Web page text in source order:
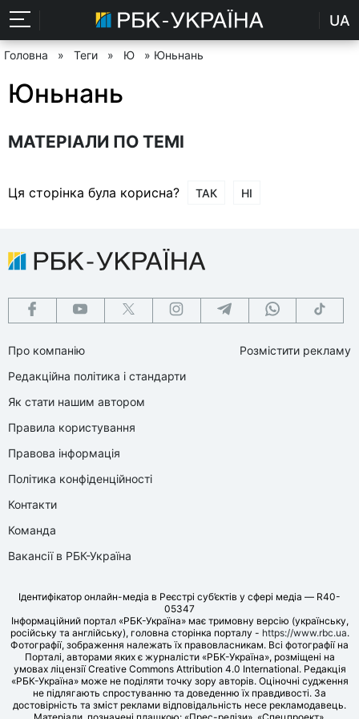
UA
Головна » Теги » Ю » Юньнань
Юньнань
МАТЕРІАЛИ ПО ТЕМІ
Ця сторінка була корисна? ТАК НІ
Про компанію
Редакційна політика і стандарти
Як стати нашим автором
Правила користування
Правова інформація
Політика конфіденційності
Контакти
Команда
Вакансії в РБК-Україна
Розмістити рекламу
Ідентифікатор онлайн-медіа в Реєстрі суб’єктів у сфері медіа — R40-
05347
Інформаційний портал «РБК-Україна» має тримовну версію (українську,
російську та англійську), головна сторінка порталу - https://www.rbc.ua.
Фотографії, зображення належать їх правовласникам. Всі фотографії на
Порталі, авторами яких є журналісти «РБК-Україна», розміщені на
умовах ліцензії Creative Commons Attribution 4.0 International. Редакція
«РБК-Україна» може не поділяти точку зору авторів. Оціночні судження
не підлягають спростуванню та доведенню їх правдивості. За
достовірність та зміст реклами відповідальність несе рекламодавець.